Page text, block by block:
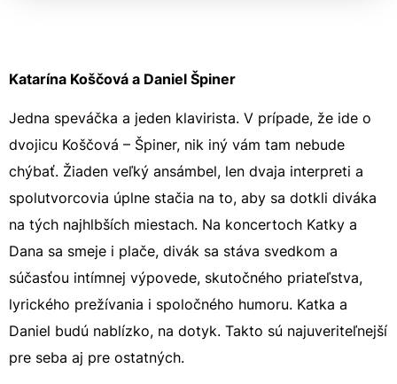
Katarína Koščová a Daniel Špiner
Jedna speváčka a jeden klavirista. V prípade, že ide o
dvojicu Koščová – Špiner, nik iný vám tam nebude
chýbať. Žiaden veľký ansámbel, len dvaja interpreti a
spolutvorcovia úplne stačia na to, aby sa dotkli diváka
na tých najhlbších miestach. Na koncertoch Katky a
Dana sa smeje i plače, divák sa stáva svedkom a
súčasťou intímnej výpovede, skutočného priateľstva,
lyrického prežívania i spoločného humoru. Katka a
Daniel budú nablízko, na dotyk. Takto sú najuveriteľnejší
pre seba aj pre ostatných.